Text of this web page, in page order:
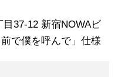
37-12 新宿NOWAビ
で僕を呼んで」仕様